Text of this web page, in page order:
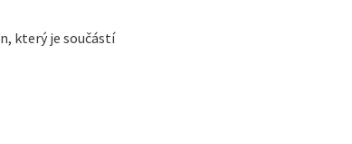
který je součástí